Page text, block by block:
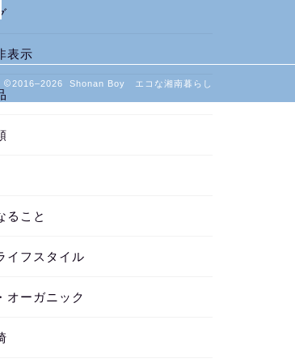
表示
ること
イフスタイル
オーガニック
2016–2026 Shonan Boy エコな湘南暮らし